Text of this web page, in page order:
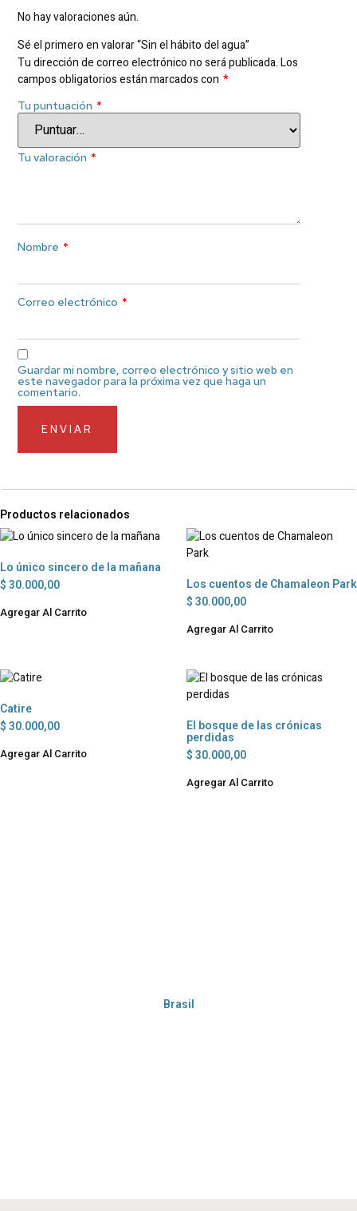
No hay valoraciones aún.
Sé el primero en valorar “Sin el hábito del agua”
Tu dirección de correo electrónico no será publicada.Los
campos obligatorios están marcados con *
Tu puntuación *
Tu valoración *
Nombre *
Correo electrónico *
Guardar mi nombre, correo electrónico y sitio web en
este navegador para la próxima vez que haga un
comentario.
Productos relacionados
Lo único sincero de la mañana
$ 30.000,00
Agregar Al Carrito
Los cuentos de Chamaleon Park
$ 30.000,00
Agregar Al Carrito
Catire
$ 30.000,00
Agregar Al Carrito
El bosque de las crónicas
perdidas
$ 30.000,00
Agregar Al Carrito
Brasil